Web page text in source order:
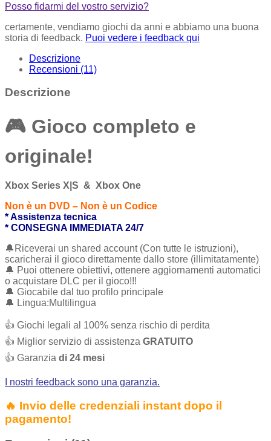
Posso fidarmi del vostro servizio?
certamente, vendiamo giochi da anni e abbiamo una buona
storia di feedback. Puoi vedere i feedback qui
Descrizione
Recensioni (11)
Descrizione
🎮 Gioco completo e
originale!
Xbox Series X|S & Xbox One
Non è un DVD – Non è un Codice
* Assistenza tecnica
* CONSEGNA IMMEDIATA 24/7
🔔Riceverai un shared account (Con tutte le istruzioni),
scaricherai il gioco direttamente dallo store (illimitatamente)
🔔 Puoi ottenere obiettivi, ottenere aggiornamenti automatici
o acquistare DLC per il gioco!!!
🔔 Giocabile dal tuo profilo principale
🔔 Lingua:Multilingua
👍 Giochi legali al 100% senza rischio di perdita
👍 Miglior servizio di assistenza GRATUITO
👍 Garanzia di 24 mesi
I nostri feedback sono una garanzia.
🔥 Invio delle credenziali instant dopo il
pagamento!